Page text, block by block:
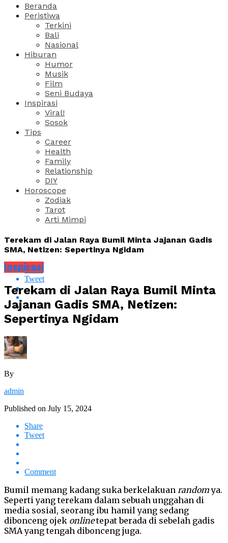
Beranda
Peristiwa
Terkini
Bali
Nasional
Hiburan
Humor
Musik
Film
Seni Budaya
Inspirasi
Viral!
Sosok
Tips
Career
Health
Family
Relationship
DIY
Horoscope
Zodiak
Tarot
Arti Mimpi
Terekam di Jalan Raya Bumil Minta Jajanan Gadis
SMA, Netizen: Sepertinya Ngidam
Share
Tweet
Inspirasi
Terekam di Jalan Raya Bumil Minta
Jajanan Gadis SMA, Netizen:
Sepertinya Ngidam
By
admin
Published on July 15, 2024
Share
Tweet
Comment
Bumil memang kadang suka berkelakuan randomya.
Seperti yang terekam dalam sebuah unggahan di
media sosial, seorang ibu hamil yang sedang
dibonceng ojek onlinetepat berada di sebelah gadis
SMA yang tengah dibonceng juga.